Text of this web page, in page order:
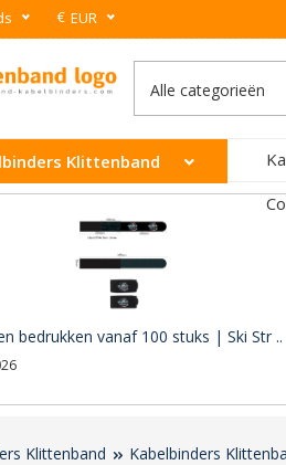
€ EUR
Klittenband
bedrukken vanaf 100 stuks | Ski Str ..
Klittenband Kabelbinders